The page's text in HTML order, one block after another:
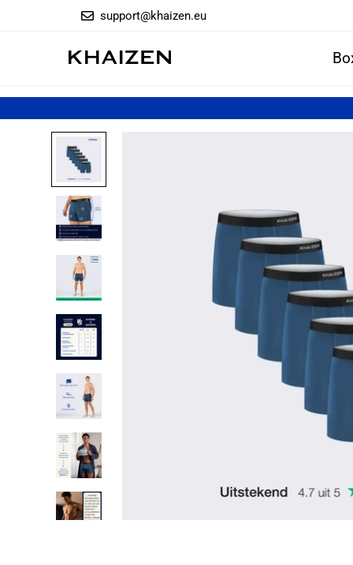
support@khaizen.eu